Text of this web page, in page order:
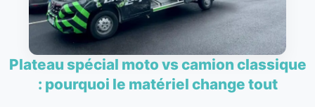
Plateau spécial moto vs camion classique
: pourquoi le matériel change tout